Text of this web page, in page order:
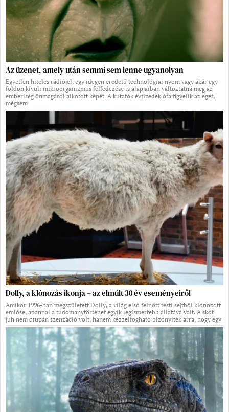
Az üzenet, amely után semmi sem lenne ugyanolyan
Egyetlen hiteles rádiójel, egy idegen eredetű technológiai nyom vagy akár egy
földön kívüli mikroorganizmus felfedezése is alapjaiban változtatná meg az
emberiség önmagáról alkotott képét. A kutatók évtizedek óta figyelik az eget,
mégsem
Dolly, a klónozás ikonja – az elmúlt 30 év eseményeiről
Amikor 1996-ban megszületett Dolly, a világ első felnőtt testi sejtből klónozott
emlőse, azonnal a tudománytörténet egyik legismertebb állatává vált. A skót
juh nem csupán szenzáció volt, hanem kézzelfogható bizonyíték arra, hogy egy